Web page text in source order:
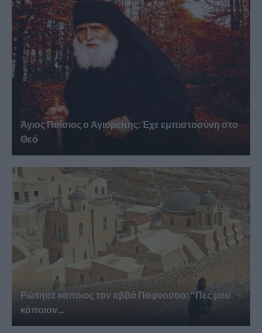
Άγιος Παΐσιος ο Αγιορείτης: Ἐχε εμπιστοσύνη στο
Θεό
Ρώτησε κάποιος τον αββά Παφνούτιο: “Πες μου
κάποιον...